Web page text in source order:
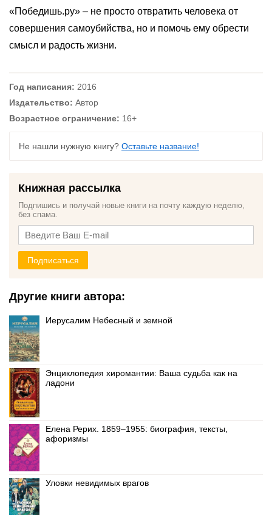
«Победишь.ру» – не просто отвратить человека от
совершения самоубийства, но и помочь ему обрести
смысл и радость жизни.
Год написания: 2016
Издательство: Автор
Возрастное ограничение: 16+
Не нашли нужную книгу? Оставьте название!
Книжная рассылка
Подпишись и получай новые книги на почту каждую неделю,
без спама.
Подписаться
Другие книги автора:
Иерусалим Небесный и земной
Энциклопедия хиромантии: Ваша судьба как на
ладони
Елена Рерих. 1859–1955: биография, тексты,
афоризмы
Уловки невидимых врагов